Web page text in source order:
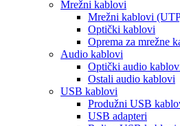
Mrežni kablovi
Mrežni kablovi
Optički kablovi
Oprema za mrežne
Audio kablovi
Optički audio
Ostali audio kablovi
USB kablovi
Produžni USB
USB adapteri